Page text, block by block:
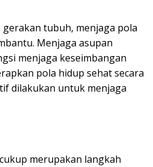
tubuh, menjaga pola
Menjaga asupan
menjaga keseimbangan
pola hidup sehat secara
dilakukan untuk menjaga
merupakan langkah